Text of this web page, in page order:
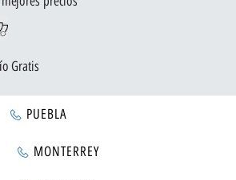
Gratis
PUEBLA
MONTERREY